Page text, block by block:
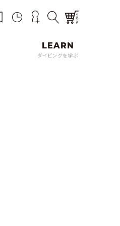
ダイビングを学ぶ